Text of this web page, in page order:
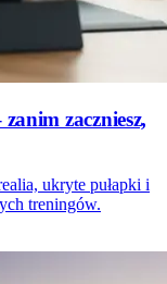
zaczniesz,
ukryte pułapki i
treningów.